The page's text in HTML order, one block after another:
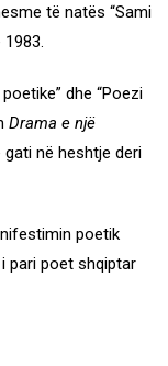
të natës “Sami
dhe “Poezi
Drama e një
në heshtje deri
poetik
pari poet shqiptar